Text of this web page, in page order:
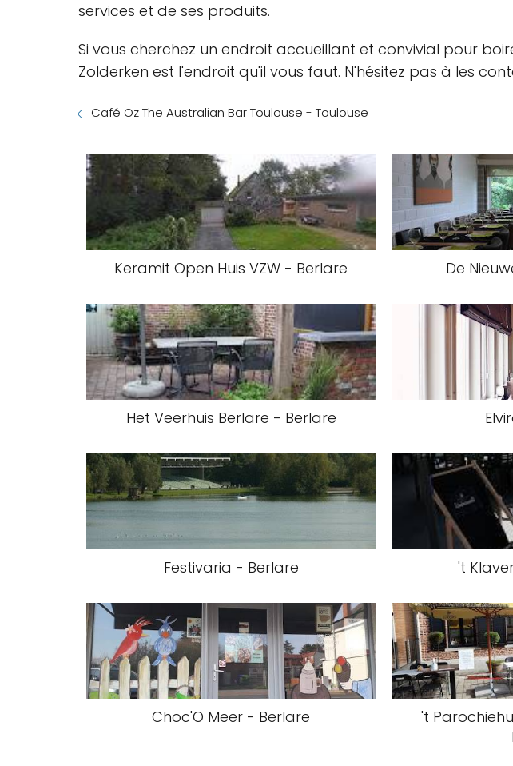
services et de ses produits.
Si vous cherchez un endroit accueillant et convivial pour
Zolderken est l'endroit qu'il vous faut. N'hésitez pas à les
Café Oz The Australian Bar Toulouse - Toulouse
Keramit Open Huis VZW - Berlare De
Het Veerhuis Berlare - Berlare
Festivaria - Berlare 't
Choc'O Meer - Berlare
't